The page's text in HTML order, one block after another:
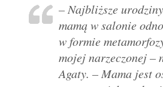
– Najbliższe
mamą w salonie
w formie
mojej narzeczonej –
Agaty. – Mama jest